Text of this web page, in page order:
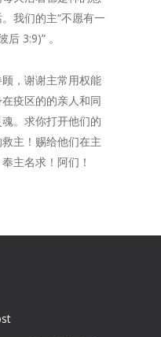
我们的主“不愿有一
3:9)” 。
，谢谢主常用权能
疫区的的亲人和同
。求你打开他们的
主！赐给他们在主
主名求！阿们！